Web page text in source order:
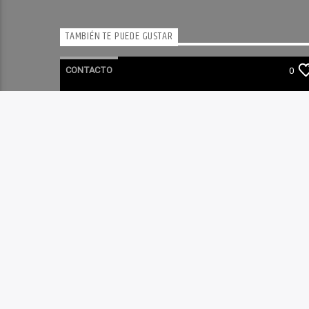
TAMBIÉN TE PUEDE GUSTAR
CONTACTO 0